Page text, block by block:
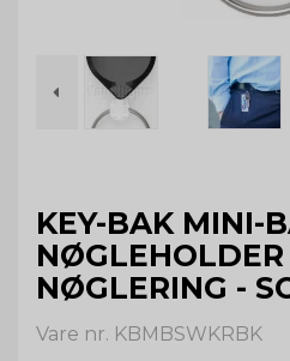
KEY-BAK MINI-
NØGLERING -
Vare nr. KBMBSWKRBK